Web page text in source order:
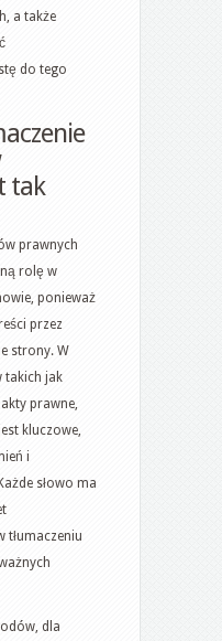
a także
do tego
tak
prawnych
rolę w
ponieważ
przez
strony. W
takich jak
prawne,
kluczowe,
i
słowo ma
tłumaczeniu
dla